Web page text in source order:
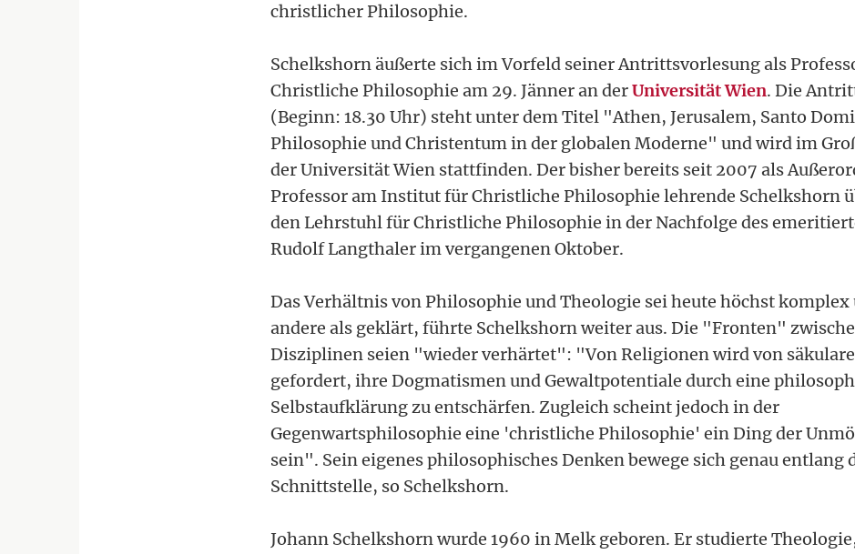
christlicher Philosophie.
Schelkshorn äußerte sich im Vorfeld seiner Antrittsvorlesung als
Christliche Philosophie am 29. Jänner an derUniversität Wien. Die
(Beginn: 18.30 Uhr) steht unter dem Titel "Athen, Jerusalem, Santo
Philosophie und Christentum in der globalen Moderne" und wird im
der Universität Wien stattfinden. Der bisher bereits seit 2007 als
Professor am Institut für Christliche Philosophie lehrende Schelkshorn
den Lehrstuhl für Christliche Philosophie in der Nachfolge des
Rudolf Langthaler im vergangenen Oktober.
Das Verhältnis von Philosophie und Theologie sei heute höchst komplex
andere als geklärt, führte Schelkshorn weiter aus. Die "Fronten"
Disziplinen seien "wieder verhärtet": "Von Religionen wird von
gefordert, ihre Dogmatismen und Gewaltpotentiale durch eine
Selbstaufklärung zu entschärfen. Zugleich scheint jedoch in der
Gegenwartsphilosophie eine 'christliche Philosophie' ein Ding der
sein". Sein eigenes philosophisches Denken bewege sich genau entlang
Schnittstelle, so Schelkshorn.
Johann Schelkshorn wurde 1960 in Melk geboren. Er studierte